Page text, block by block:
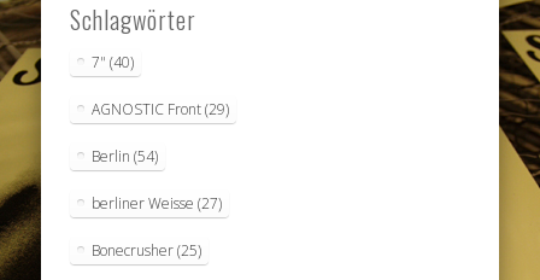
Schlagwörter
7" (40)
AGNOSTIC Front(29)
Berlin (54)
berliner Weisse (27)
Bonecrusher(25)